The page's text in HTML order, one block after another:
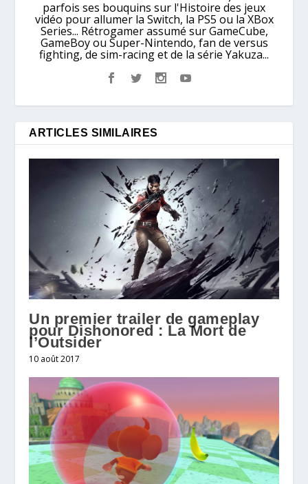
parfois ses bouquins sur l'Histoire des jeux
vidéo pour allumer la Switch, la PS5 ou la XBox
Series... Rétrogamer assumé sur GameCube,
GameBoy ou Super-Nintendo, fan de versus
fighting, de sim-racing et de la série Yakuza...
ARTICLES SIMILAIRES
Un premier trailer de gameplay
pour Dishonored : La Mort de
l’Outsider
10 août 2017